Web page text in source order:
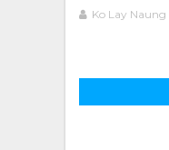
Ko Lay Naung